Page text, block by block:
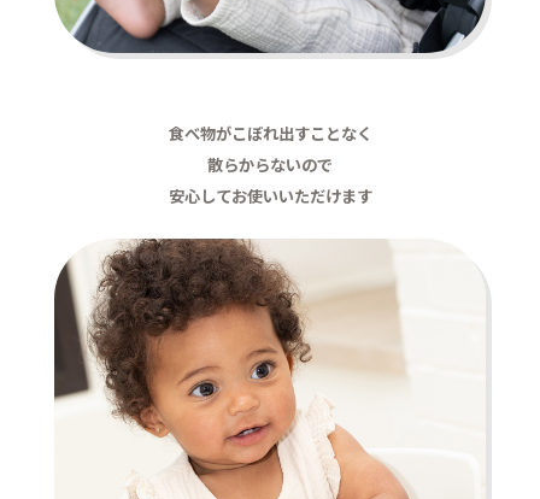
食べ物がこぼれ出すことなく
散らからないので
安心してお使いいただけます